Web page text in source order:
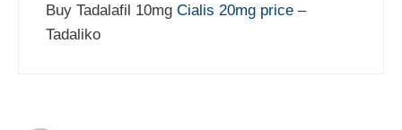
Buy Tadalafil 10mg Cialis 20mg price –
Tadaliko